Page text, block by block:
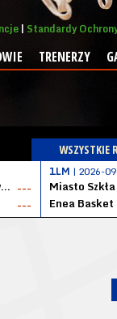
Standardy
TRENERZY
WSZYSTKIE
KSK Qemetica Noteć Inowrocław ---
---
1LM | 2026-
Miasto
Enea Basket